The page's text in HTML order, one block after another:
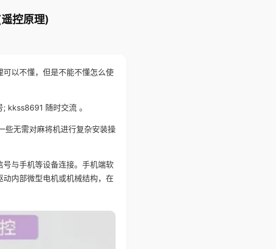
控原理)
以不懂，但是不能不懂怎么使
kkss8691 随时交流 。
些无需对麻将机进行复杂安装操
与手机等设备连接。手机端软
内部微型电机或机械结构，在